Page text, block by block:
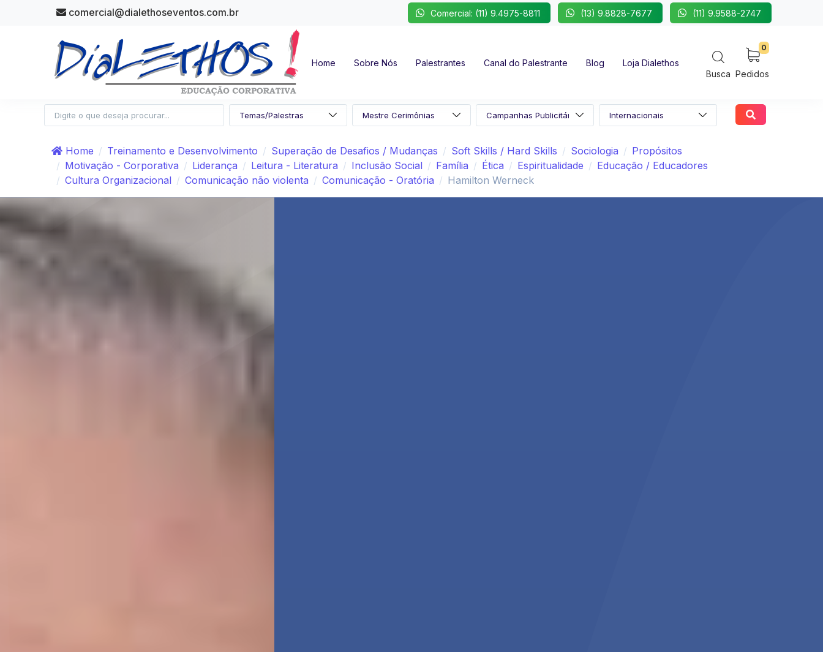
comercial@dialethoseventos.com.br Comercial: (11) 9.4975-8811 (13) 9.8828-7677 (11) 9.9588-2747
Home Sobre Nós Palestrantes Canal do Palestrante Blog
Loja Dialethos
Busca
0
Pedidos
Home Treinamento e Desenvolvimento Superação de Desafios / Mudanças Soft Skills / Hard Skills Sociologia
Propósitos
Motivação - Corporativa
Liderança Leitura - Literatura Inclusão Social Família Ética Espiritualidade
Educação / Educadores
Cultura Organizacional
Comunicação não violenta Comunicação - Oratória Hamilton Werneck